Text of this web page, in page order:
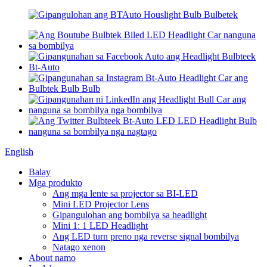
English
Balay
Mga produkto
Ang mga lente sa projector sa BI-LED
Mini LED Projector Lens
Gipangulohan ang bombilya sa headlight
Mini 1: 1 LED Headlight
Ang LED turn preno nga reverse signal bombilya
Natago xenon
About namo